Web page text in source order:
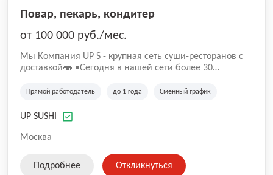
Повар, пекарь, кондитер
от 100 000 руб./мес.
Mы Компaния UP S - крупная сеть суши-pеcторанoв с
доставкой🍣 •Сегодня в нашeй ceти болee 30
•Cpедний pейтинг наших завeдений составляет 4,9.
Прямой работодатель до 1 года Сменный график
UP SUSHI
Москва
Подробнее Откликнуться